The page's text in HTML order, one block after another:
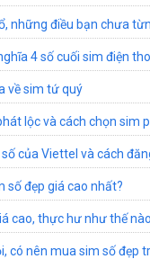
những điều bạn chưa
4 số cuối sim điện
về sim tứ quý
lộc và cách chọn sim
của Viettel và cách
số đẹp giá cao nhất?
cao, thực hư như thế
có nên mua sim số đẹp